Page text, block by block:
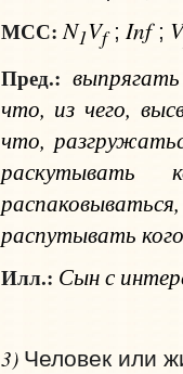
МСС: N1Vf; Inf; V
Пред.:
что, из чего,
что,
раскутывать
распутывать
Илл.: Сын с
3) Человек или